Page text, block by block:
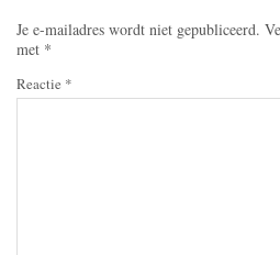
Je e-mailadres wordt niet gepubliceerd.
met *
Reactie *